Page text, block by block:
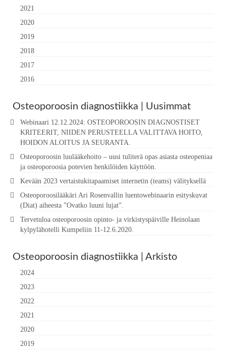
2021
2020
2019
2018
2017
2016
Osteoporoosin diagnostiikka | Uusimmat
Webinaari 12.12.2024: OSTEOPOROOSIN DIAGNOSTISET
KRITEERIT, NIIDEN PERUSTEELLA VALITTAVA HOITO,
HOIDON ALOITUS JA SEURANTA.
Osteoporoosin luulääkehoito – uusi tuliterä opas asiasta osteopeniaa
ja osteoporoosia potevien henkilöiden käyttöön.
Kevään 2023 vertaistukitapaamiset internetin (teams) välityksellä
Osteoporoosilääkäri Ari Rosenvallin luentowebinaarin esityskuvat
(Diat) aiheesta ”Ovatko luuni lujat”.
Tervetuloa osteoporoosin opinto- ja virkistyspäiville Heinolaan
kylpylähotelli Kumpeliin 11-12.6.2020.
Osteoporoosin diagnostiikka | Arkisto
2024
2023
2022
2021
2020
2019